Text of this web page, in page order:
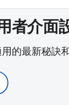
者介面
的最新秘訣和